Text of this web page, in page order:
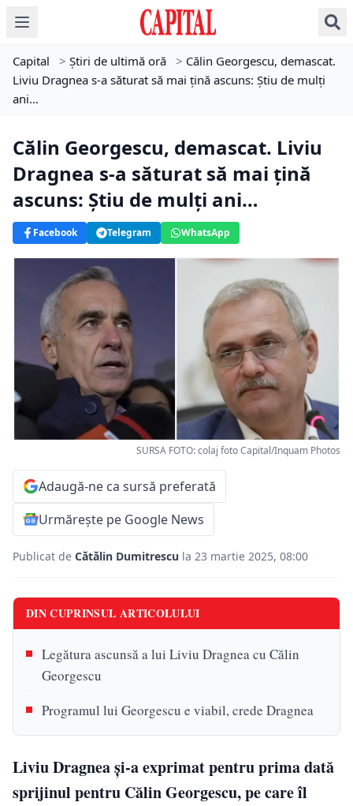
Capital > Știri de ultimă oră > Călin Georgescu, demascat.
Liviu Dragnea s-a săturat să mai țină ascuns: Știu de mulți
ani…
Călin Georgescu, demascat. Liviu
Dragnea s-a săturat să mai țină
ascuns: Știu de mulți ani…
Facebook Telegram WhatsApp
SURSA FOTO: colaj foto Capital/Inquam Photos
Adaugă-ne ca sursă preferată
Urmărește pe Google News
Publicat de Cătălin Dumitrescu la 23 martie 2025, 08:00
DIN CUPRINSUL ARTICOLULUI
Legătura ascunsă a lui Liviu Dragnea cu Călin
Georgescu
Programul lui Georgescu e viabil, crede Dragnea
Liviu Dragnea și-a exprimat pentru prima dată
sprijinul pentru Călin Georgescu, pe care îl